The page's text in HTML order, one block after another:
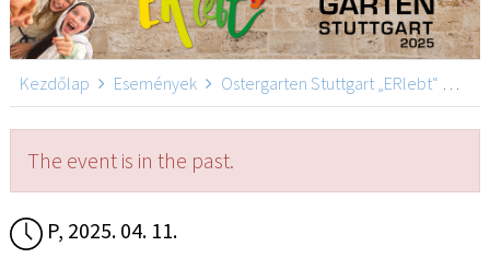
Kezdőlap Események Ostergarten Stuttgart „ERlebt“
The event is in the past.
P, 2025. 04. 11.